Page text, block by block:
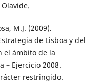
M.J. (2009).
de Lisboa y del
el ámbito de la
– Ejercicio 2008.
restringido.